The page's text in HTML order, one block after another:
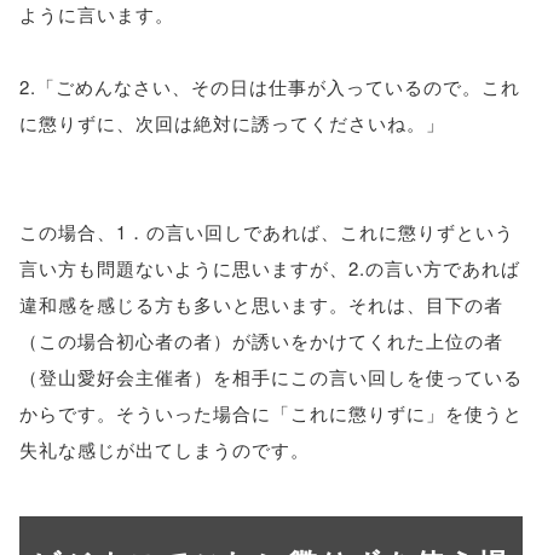
ように言います。
2.「ごめんなさい、その日は仕事が入っているので。これ
に懲りずに、次回は絶対に誘ってくださいね。」
この場合、1．の言い回しであれば、これに懲りずという
言い方も問題ないように思いますが、2.の言い方であれば
違和感を感じる方も多いと思います。それは、目下の者
（この場合初心者の者）が誘いをかけてくれた上位の者
（登山愛好会主催者）を相手にこの言い回しを使っている
からです。そういった場合に「これに懲りずに」を使うと
失礼な感じが出てしまうのです。